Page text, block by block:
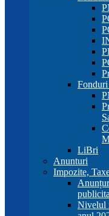
Fonduri
LiBri
Anunturi
Impozite,
Nivelul